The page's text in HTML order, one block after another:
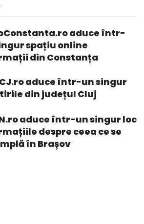
aduce într-
spațiu online
din Constanța
aduce într-un singur
din județul Cluj
aduce într-un singur loc
despre ceea ce se
în Brașov